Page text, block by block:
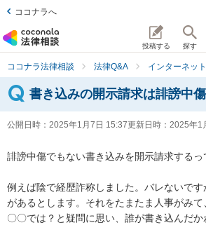
ココナラへ
投稿する 探す
ココナラ法律相談 法律Q&A インターネッ
書き込みの開示請求は誹謗中
公開日時： 2025年1月7日 15:37更新日時： 2025年1
誹謗中傷でもない書き込みを開示請求するっ
例えば陰で経歴詐称しました。バレないで
があるとします。それをたまたま人事がみ
〇〇では？と疑問に思い、誰が書き込んだ